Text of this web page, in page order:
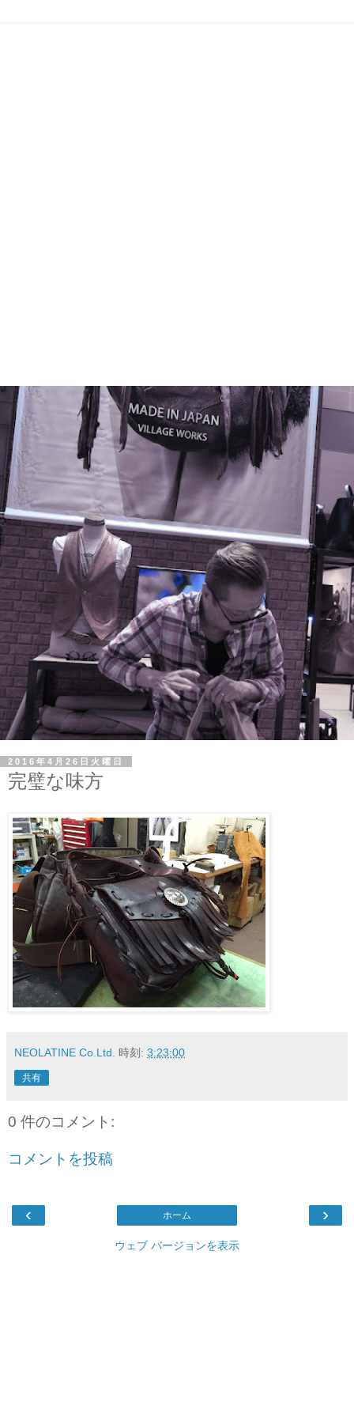
2016年4月26日火曜日
完璧な味方
NEOLATINE Co.Ltd. 時刻: 3:23:00
共有
0 件のコメント:
コメントを投稿
‹ ›
ホーム
ウェブ バージョンを表示